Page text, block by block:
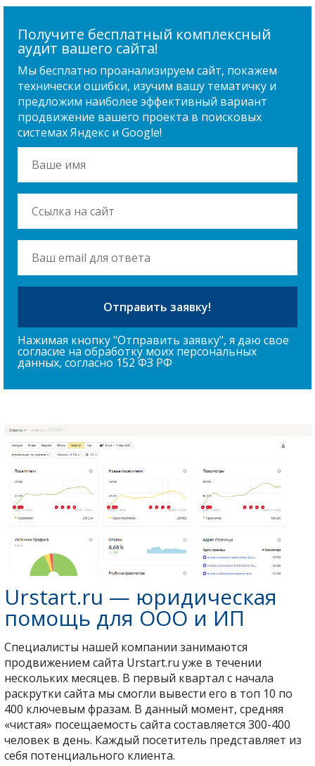
Получите бесплатный комплексный
аудит вашего сайта!
Мы бесплатно проанализируем сайт, покажем
технически ошибки, изучим вашу тематичку и
предложим наиболее эффективный вариант
продвижение вашего проекта в поисковых
системах Яндекс и Google!
Нажимая кнопку "Отправить заявку", я даю свое
согласие на обработку моих персональных
данных, согласно 152 ФЗ РФ
Urstart.ru — юридическая
помощь для ООО и ИП
Специалисты нашей компании занимаются
продвижением сайта Urstart.ru уже в течении
нескольких месяцев. В первый квартал с начала
раскрутки сайта мы смогли вывести его в топ 10 по
400 ключевым фразам. В данный момент, средняя
«чистая» посещаемость сайта составляется 300-400
человек в день. Каждый посетитель представляет из
себя потенциального клиента.